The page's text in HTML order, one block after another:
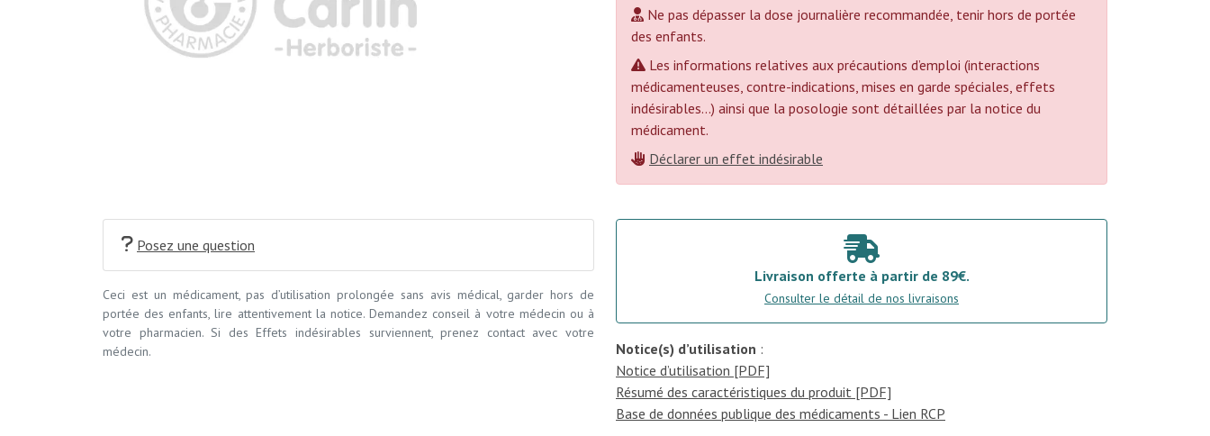
Ne pas dépasser la dose journalière recommandée, tenir hors de portée
des enfants.
Les informations relatives aux précautions d’emploi (interactions
médicamenteuses, contre-indications, mises en garde spéciales, effets
indésirables...) ainsi que la posologie sont détaillées par la notice du
médicament.
Déclarer un effet indésirable
Posez une question
Ceci est un médicament, pas d’utilisation prolongée sans avis médical, garder hors de
portée des enfants, lire attentivement la notice. Demandez conseil à votre médecin ou à
votre pharmacien. Si des Effets indésirables surviennent, prenez contact avec votre
médecin.
Livraison offerte à partir de 89€.
Consulter le détail de nos livraisons
Notice(s) d’utilisation :
Notice d’utilisation [PDF]
Résumé des caractéristiques du produit [PDF]
Base de données publique des médicaments - Lien RCP